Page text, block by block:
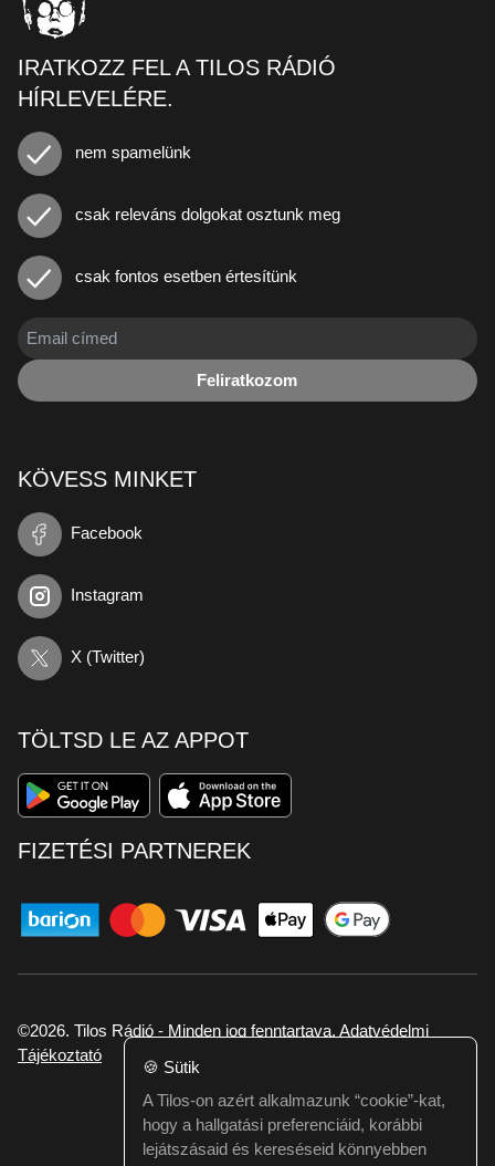
IRATKOZZ FEL A TILOS RÁDIÓ
HÍRLEVELÉRE.
nem spamelünk
csak releváns dolgokat osztunk meg
csak fontos esetben értesítünk
Feliratkozom
KÖVESS MINKET
Facebook
Instagram
X (Twitter)
TÖLTSD LE AZ APPOT
FIZETÉSI PARTNEREK
©2026. Tilos Rádió - Minden jog fenntartava. Adatvédelmi
Tájékoztató
Ha hibát találtál vagy kérdésed van itt jelezd:
webmester@tilos.hu
🍪 Sütik
A Tilos-on azért alkalmazunk “cookie”-kat,
hogy a hallgatási preferenciáid, korábbi
lejátszásaid és kereséseid könnyebben